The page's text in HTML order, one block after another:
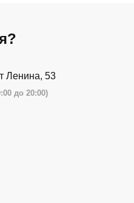
Ленина, 53
до 20:00)